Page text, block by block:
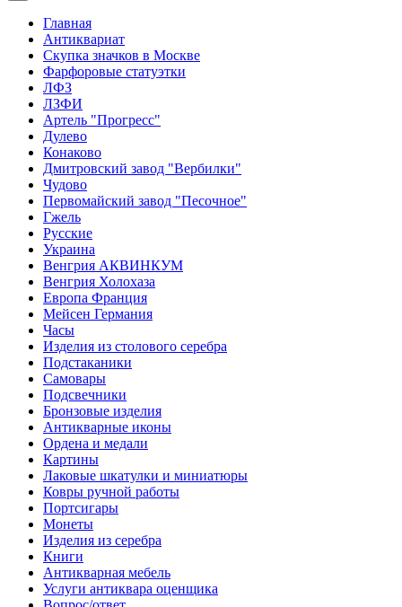
Главная
Антиквариат
Скупка значков в Москве
Фарфоровые статуэтки
ЛФЗ
ЛЗФИ
Артель "Прогресс"
Дулево
Конаково
Дмитровский завод "Вербилки"
Чудово
Первомайский завод "Песочное"
Гжель
Русские
Украина
Венгрия АКВИНКУМ
Венгрия Холохаза
Европа Франция
Мейсен Германия
Часы
Изделия из столового серебра
Подстаканики
Самовары
Подсвечники
Бронзовые изделия
Антикварные иконы
Ордена и медали
Картины
Лаковые шкатулки и миниатюры
Ковры ручной работы
Портсигары
Монеты
Изделия из серебра
Книги
Антикварная мебель
Услуги антиквара оценщика